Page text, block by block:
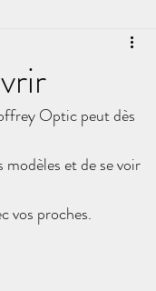
Optic peut dès
et de se voir
vos proches.